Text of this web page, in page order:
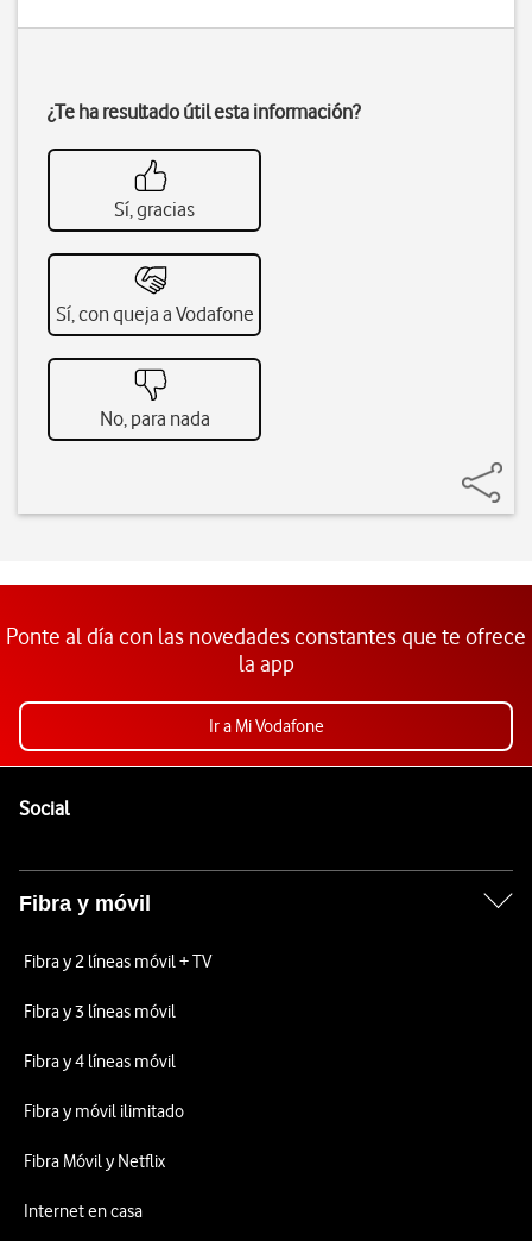
¿Te ha resultado útil esta información?
Sí, gracias
Sí, con queja a Vodafone
No, para nada
Ponte al día con las novedades constantes que te ofrece
la app
Ir a Mi Vodafone
SocialEnlaces a las redes sociales de Vodafone
Fibra y móvil
Fibra y 2 líneas móvil + TV
Fibra y 3 líneas móvil
Fibra y 4 líneas móvil
Fibra y móvil ilimitado
Fibra Móvil y Netflix
Internet en casa